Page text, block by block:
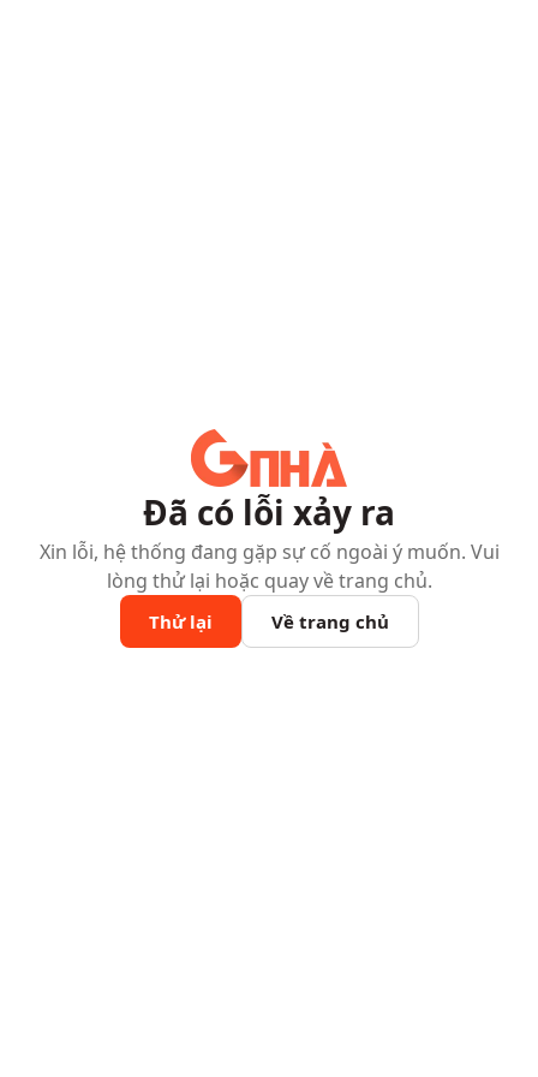
Đã có lỗi xảy ra
Xin lỗi, hệ thống đang gặp sự cố ngoài ý muốn. Vui
lòng thử lại hoặc quay về trang chủ.
Thử lại Về trang chủ